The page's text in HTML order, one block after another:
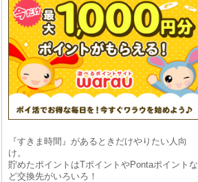
『すきま時間』があるときだけやりたい人向
け。
貯めたポイントはTポイントやPontaポイントな
ど交換先がいろいろ！